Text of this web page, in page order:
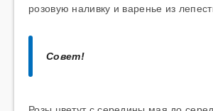
розовую наливку и варенье из
Совет!